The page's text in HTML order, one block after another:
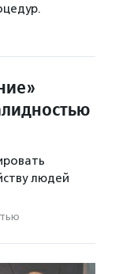
людей